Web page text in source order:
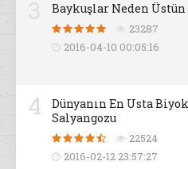
Baykuşlar Neden Üstün
23287
2016-04-10 00:05:16
4
Dünyanın En Usta
Salyangozu
22524
2016-02-12 23:57:27